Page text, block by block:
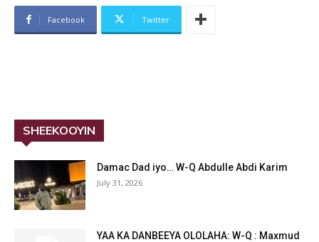
Facebook Twitter
SHEEKOOYIN
Damac Dad iyo… W-Q Abdulle Abdi Karim
July 31, 2026
YAA KA DANBEEYA OLOLAHA: W-Q : Maxmud